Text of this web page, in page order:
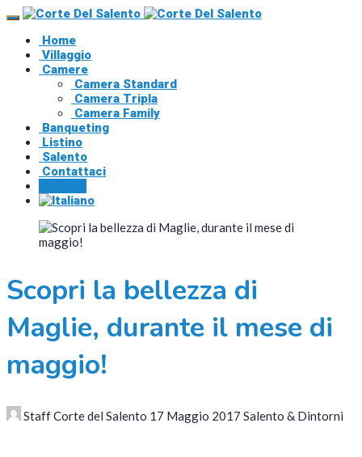
Home
Villaggio
Camere
Camera Standard
Camera Tripla
Camera Family
Banqueting
Listino
Salento
Contattaci
Scopri la bellezza di
Maglie, durante il mese di
maggio!
Staff Corte del Salento 17 Maggio 2017 Salento & Dintorni